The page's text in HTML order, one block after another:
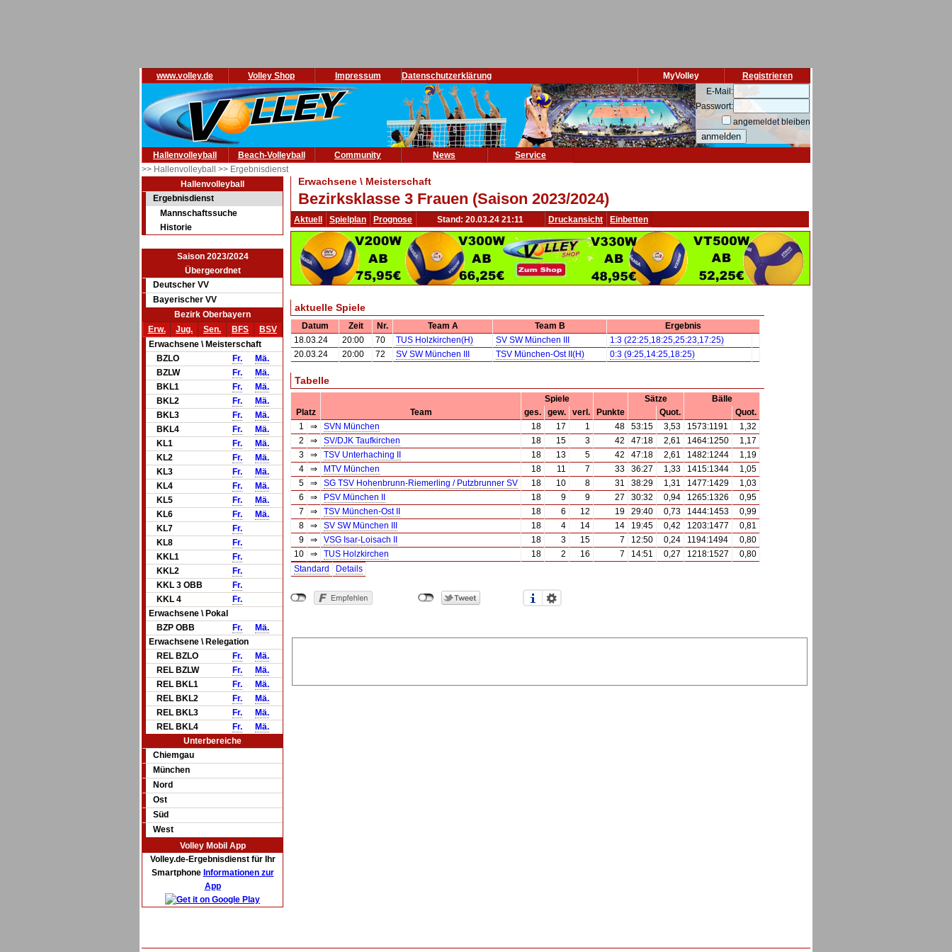
www.volley.de Volley Shop Impressum Datenschutzerklärung Registrieren
MyVolley
E-Mail:
Passwort:
angemeldet bleiben
Hallenvolleyball Beach-Volleyball Community News
Service
>> Hallenvolleyball >> Ergebnisdienst
Hallenvolleyball
Ergebnisdienst
Mannschaftssuche
Historie
Saison 2023/2024
Übergeordnet
Deutscher VV
Bayerischer VV
Bezirk Oberbayern
Erw.
Jug. Sen. BFS
BSV
Erwachsene \ Meisterschaft
BZLO
Fr.
Mä.
BZLW
Fr.
Mä.
BKL1
Fr.
Mä.
BKL2
Fr.
Mä.
BKL3
Fr.
Mä.
BKL4
Fr.
Mä.
KL1
Fr.
Mä.
KL2
Fr.
Mä.
KL3
Fr.
Mä.
KL4
Fr.
Mä.
KL5
Fr.
Mä.
KL6
Fr.
Mä.
KL7
Fr.
KL8
Fr.
KKL1
Fr.
KKL2
Fr.
KKL 3 OBB
Fr.
KKL 4
Fr.
Erwachsene \ Pokal
BZP OBB
Fr.
Mä.
Erwachsene \ Relegation
REL BZLO
Fr.
Mä.
REL BZLW
Fr.
Mä.
REL BKL1
Fr.
Mä.
REL BKL2
Fr.
Mä.
REL BKL3
Fr.
Mä.
REL BKL4
Fr.
Mä.
Unterbereiche
Chiemgau
München
Nord
Ost
Süd
West
Volley Mobil App
Volley.de-Ergebnisdienst für Ihr
Smartphone Informationen zur
App
Erwachsene \ Meisterschaft
Bezirksklasse 3 Frauen (Saison 2023/2024)
Aktuell Spielplan Prognose Stand: 20.03.24 21:11 Druckansicht Einbetten
aktuelle Spiele
Datum Zeit Nr. Team A Team B
Ergebnis
18.03.24
20:00 70 TUS Holzkirchen(H) SV SW München III
1:3 (22:25,18:25,25:23,17:25)
20.03.24
20:00 72 SV SW München III TSV München-Ost II(H) 0:3 (9:25,14:25,18:25)
Tabelle
Spiele Sätze
Bälle
Platz
Team ges. gew. verl. Punkte Quot.
Quot.
1
⇒ SVN München 18 17 1 48 53:15 3,53 1573:1191
1,32
2
⇒ SV/DJK Taufkirchen 18 15 3 42 47:18 2,61 1464:1250
1,17
3
⇒ TSV Unterhaching II 18 13 5 42 47:18 2,61 1482:1244
1,19
4
⇒ MTV München 18 11 7 33 36:27 1,33 1415:1344
1,05
5
⇒ SG TSV Hohenbrunn-Riemerling / Putzbrunner SV 18 10 8 31 38:29 1,31 1477:1429
1,03
6
⇒ PSV München II 18 9 9 27 30:32 0,94 1265:1326
0,95
7
⇒ TSV München-Ost II 18 6 12 19 29:40 0,73 1444:1453
0,99
8
⇒ SV SW München III 18 4 14 14 19:45 0,42 1203:1477
0,81
9
⇒ VSG Isar-Loisach II 18 3 15 7 12:50 0,24 1194:1494
0,80
10
⇒ TUS Holzkirchen 18 2 16 7 14:51 0,27 1218:1527
0,80
Standard
Details